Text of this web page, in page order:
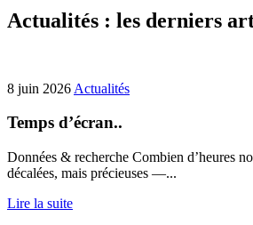
Actualités : les derniers
8 juin 2026 Actualités
Temps d’écran..
Données & recherche Combien d’heures
décalées, mais précieuses —...
Lire la suite